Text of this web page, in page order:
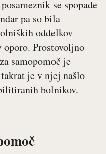
se spopade
pa so bila
oddelkov
oporo. Prostovoljno
samopomoč je
je v njej našlo
bolnikov.